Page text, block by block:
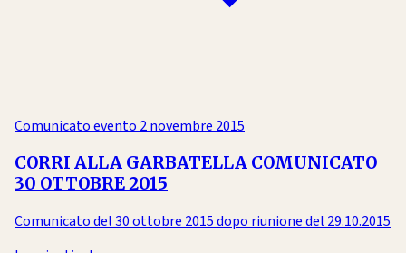
Comunicato evento 2 novembre 2015
CORRI ALLA GARBATELLA COMUNICATO
30 OTTOBRE 2015
Comunicato del 30 ottobre 2015 dopo riunione del 29.10.2015